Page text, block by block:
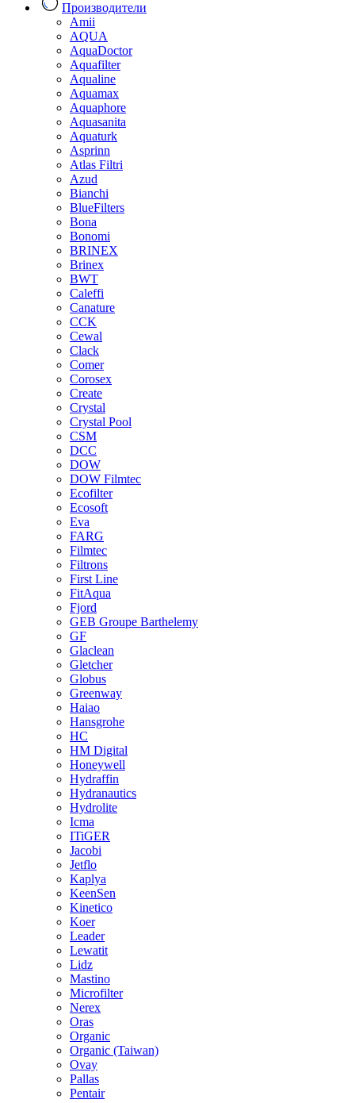
Производители
Amii
AQUA
AquaDoctor
Aquafilter
Aqualine
Aquamax
Aquaphore
Aquasanita
Aquaturk
Asprinn
Atlas Filtri
Azud
Bianchi
BlueFilters
Bona
Bonomi
BRINEX
Brinex
BWT
Caleffi
Canature
CCK
Cewal
Clack
Comer
Corosex
Create
Crystal
Crystal Pool
CSM
DCC
DOW
DOW Filmtec
Ecofilter
Ecosoft
Eva
FARG
Filmtec
Filtrons
First Line
FitAqua
Fjord
GEB Groupe Barthelemy
GF
Glaclean
Gletcher
Globus
Greenway
Haiao
Hansgrohe
HC
HM Digital
Honeywell
Hydraffin
Hydranautics
Hydrolite
Icma
ITiGER
Jacobi
Jetflo
Kaplya
KeenSen
Kinetico
Koer
Leader
Lewatit
Lidz
Mastino
Microfilter
Nerex
Oras
Organic
Organic (Taiwan)
Ovay
Pallas
Pentair